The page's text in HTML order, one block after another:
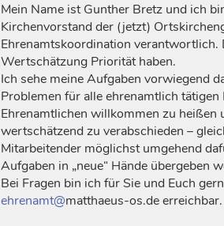
Mein Name ist Gunther Bretz und ich
Kirchenvorstand der (jetzt)
Ehrenamtskoordination
Wertschätzung Priorität haben.
Ich sehe meine Aufgaben vorwiegend
Problemen für alle ehrenamtlich
Ehrenamtlichen willkommen zu heißen
wertschätzend zu verabschieden –
Mitarbeitender möglichst umgehend
Aufgaben in „neue“ Hände übergeben
Bei Fragen bin ich für Sie und Euch
ehrenamt@matthaeus-os.de erreichbar.